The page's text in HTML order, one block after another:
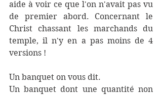
aide à voir ce que l'on n'avait pas vu
de premier abord. Concernant le
Christ chassant les marchands du
temple, il n'y en a pas moins de 4
versions !
Un banquet on vous dit.
Un banquet dont une quantité non